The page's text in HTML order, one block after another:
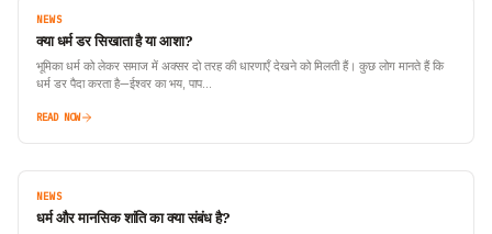
NEWS
क्या धर्म डर सिखाता है या आशा?
भूमिका धर्म को लेकर समाज में अक्सर दो तरह की धारणाएँ देखने को मिलती हैं। कुछ लोग मानते हैं कि
धर्म डर पैदा करता है—ईश्वर का भय, पाप…
READ NOW
NEWS
धर्म और मानसिक शांति का क्या संबंध है?